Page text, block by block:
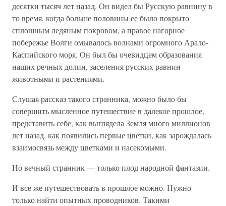
десятки тысяч лет назад. Он видел бы Русскую равнину в
то время, когда больше половины ее было покрыто
сплошным ледяным покровом, а правое нагорное
побережье Волги омывалось волнами огромного Арало-
Каспийского моря. Он был бы очевидцем образования
наших речных долин, заселения русских равнин
животными и растениями.
Слушая рассказ такого странника, можно было бы
совершить мысленное путешествие в далекое прошлое,
представить себе, как выглядела Земля много миллионов
лет назад, как появились первые цветки, как зарождалась
взаимосвязь между цветками и насекомыми.
Но вечный странник — только плод народной фантазии.
И все же путешествовать в прошлое можно. Нужно
только найти опытных проводников. Такими